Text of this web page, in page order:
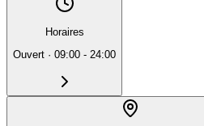
Horaires
Ouvert · 09:00 - 24:00